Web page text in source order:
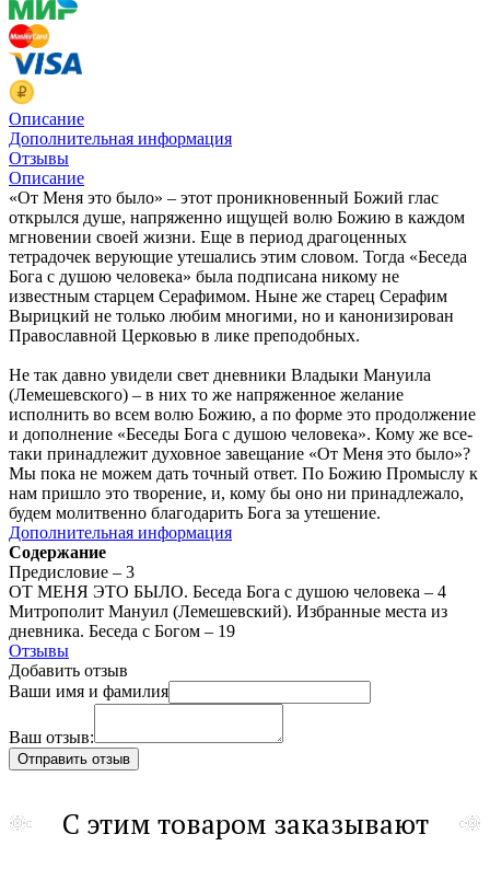
Описание
Дополнительная информация
Отзывы
Описание
«От Меня это было» – этот проникновенный Божий глас
открылся душе, напряженно ищущей волю Божию в каждом
мгновении своей жизни. Еще в период драгоценных
тетрадочек верующие утешались этим словом. Тогда «Беседа
Бога с душою человека» была подписана никому не
известным старцем Серафимом. Ныне же старец Серафим
Вырицкий не только любим многими, но и канонизирован
Православной Церковью в лике преподобных.
Не так давно увидели свет дневники Владыки Мануила
(Лемешевского) – в них то же напряженное желание
исполнить во всем волю Божию, а по форме это продолжение
и дополнение «Беседы Бога с душою человека». Кому же все-
таки принадлежит духовное завещание «От Меня это было»?
Мы пока не можем дать точный ответ. По Божию Промыслу к
нам пришло это творение, и, кому бы оно ни принадлежало,
будем молитвенно благодарить Бога за утешение.
Дополнительная информация
Содержание
Предисловие – 3
ОТ МЕНЯ ЭТО БЫЛО. Беседа Бога с душою человека – 4
Митрополит Мануил (Лемешевский). Избранные места из
дневника. Беседа с Богом – 19
Отзывы
Добавить отзыв
Ваши имя и фамилия
Ваш отзыв:
С этим товаром заказывают